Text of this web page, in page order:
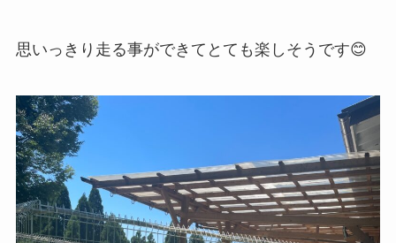
思いっきり走る事ができてとても楽しそうです😊